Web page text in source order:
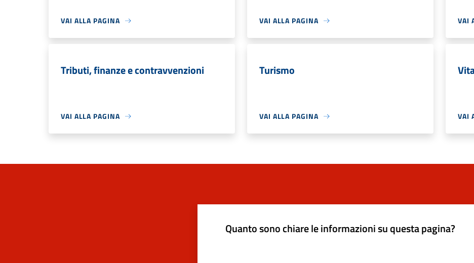
VAI ALLA PAGINA VAI ALLA PAGINA VAI
Tributi, finanze e contravvenzioni
VAI ALLA PAGINA
Turismo
VAI ALLA PAGINA VAI
Quanto sono chiare le informazioni su questa pagina?